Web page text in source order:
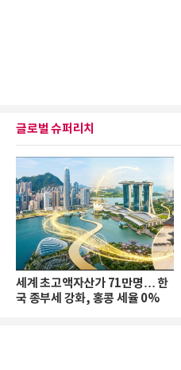
글로벌 슈퍼리치
세계 초고액자산가 71만명… 한
국 종부세 강화, 홍콩 세율 0%